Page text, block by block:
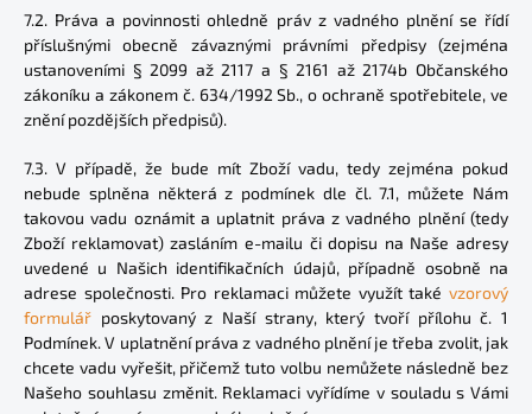
7.2. Práva a povinnosti ohledně práv z vadného plnění se řídí
příslušnými obecně závaznými právními předpisy (zejména
ustanoveními § 2099 až 2117 a § 2161 až 2174b Občanského
zákoníku a zákonem č. 634/1992 Sb., o ochraně spotřebitele, ve
znění pozdějších předpisů).
7.3. V případě, že bude mít Zboží vadu, tedy zejména pokud
nebude splněna některá z podmínek dle čl. 7.1, můžete Nám
takovou vadu oznámit a uplatnit práva z vadného plnění (tedy
Zboží reklamovat) zasláním e-mailu či dopisu na Naše adresy
uvedené u Našich identifikačních údajů, případně osobně na
adrese společnosti. Pro reklamaci můžete využít také vzorový
formulář poskytovaný z Naší strany, který tvoří přílohu č. 1
Podmínek. V uplatnění práva z vadného plnění je třeba zvolit, jak
chcete vadu vyřešit, přičemž tuto volbu nemůžete následně bez
Našeho souhlasu změnit. Reklamaci vyřídíme v souladu s Vámi